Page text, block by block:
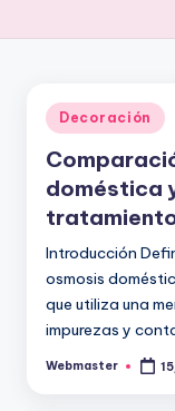
Publicado
en
Decoración
doméstica
Introducción
osmosis
que utiliza una
impurezas y
Publicado
Webmaster